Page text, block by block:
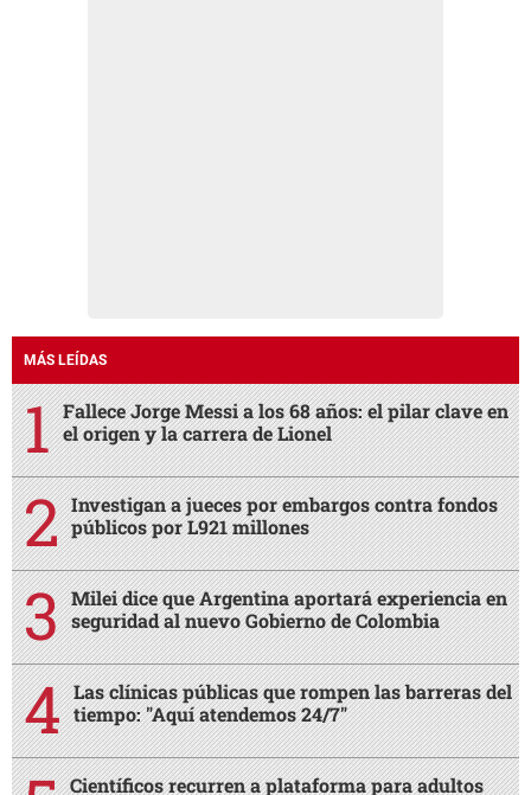
MÁS LEÍDAS
Fallece Jorge Messi a los 68 años: el pilar clave en
el origen y la carrera de Lionel
Investigan a jueces por embargos contra fondos
públicos por L921 millones
Milei dice que Argentina aportará experiencia en
seguridad al nuevo Gobierno de Colombia
Las clínicas públicas que rompen las barreras del
tiempo: "Aquí atendemos 24/7"
Científicos recurren a plataforma para adultos